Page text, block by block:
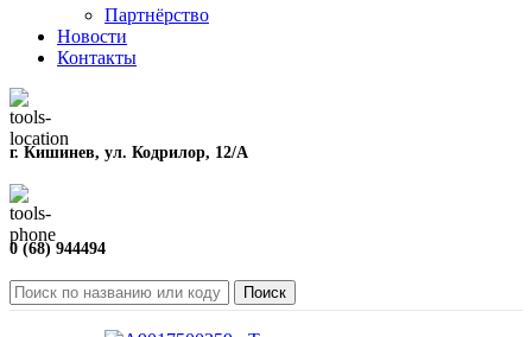
Партнёрство
Новости
Контакты
г. Кишинев, ул. Кодрилор, 12/A
0 (68) 944494
Поиск